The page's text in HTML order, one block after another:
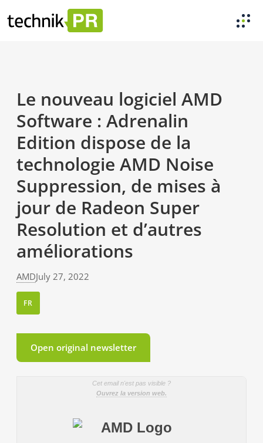
Le nouveau logiciel AMD
Software : Adrenalin
Edition dispose de la
technologie AMD Noise
Suppression, de mises à
jour de Radeon Super
Resolution et d’autres
améliorations
AMDJuly 27, 2022
FR
Open original newsletter